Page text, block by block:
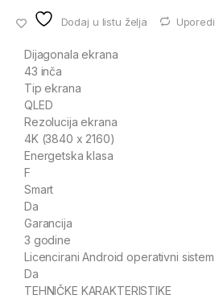
Dodaj u listu želja Uporedi
Dijagonala ekrana
43 inča
Tip ekrana
QLED
Rezolucija ekrana
4K (3840 x 2160)
Energetska klasa
F
Smart
Da
Garancija
3 godine
Licencirani Android operativni sistem
Da
TEHNIČKE KARAKTERISTIKE